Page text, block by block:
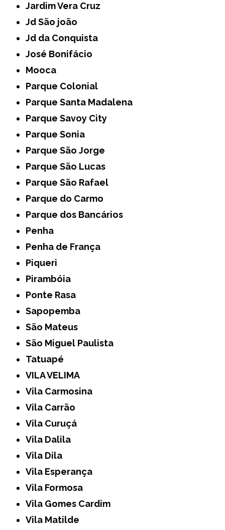
Jardim Vera Cruz
Jd São joão
Jd da Conquista
José Bonifácio
Mooca
Parque Colonial
Parque Santa Madalena
Parque Savoy City
Parque Sonia
Parque São Jorge
Parque São Lucas
Parque São Rafael
Parque do Carmo
Parque dos Bancários
Penha
Penha de França
Piqueri
Pirambóia
Ponte Rasa
Sapopemba
São Mateus
São Miguel Paulista
Tatuapé
VILA VELIMA
Vila Carmosina
Vila Carrão
Vila Curuçá
Vila Dalila
Vila Dila
Vila Esperança
Vila Formosa
Vila Gomes Cardim
Vila Matilde